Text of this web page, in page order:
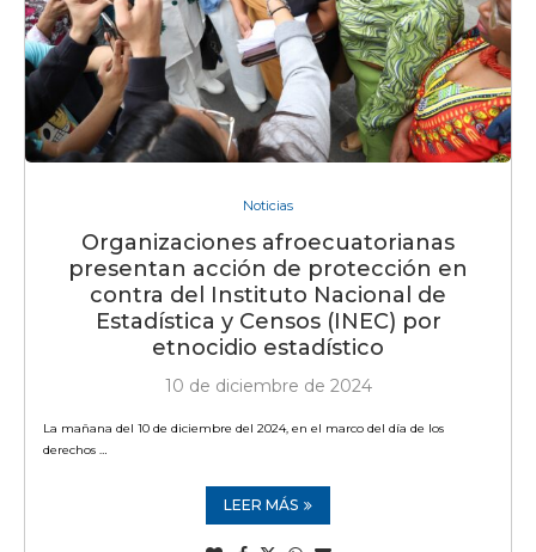
Noticias
Organizaciones afroecuatorianas
presentan acción de protección en
contra del Instituto Nacional de
Estadística y Censos (INEC) por
etnocidio estadístico
10 de diciembre de 2024
La mañana del 10 de diciembre del 2024, en el marco del día de los
derechos …
LEER MÁS